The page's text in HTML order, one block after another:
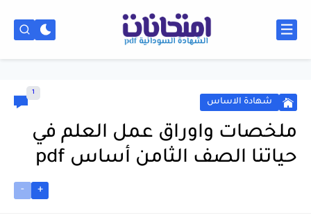
شهادة الاساس
1
ملخصات واوراق عمل العلم في
حياتنا الصف الثامن أساس pdf
+
-